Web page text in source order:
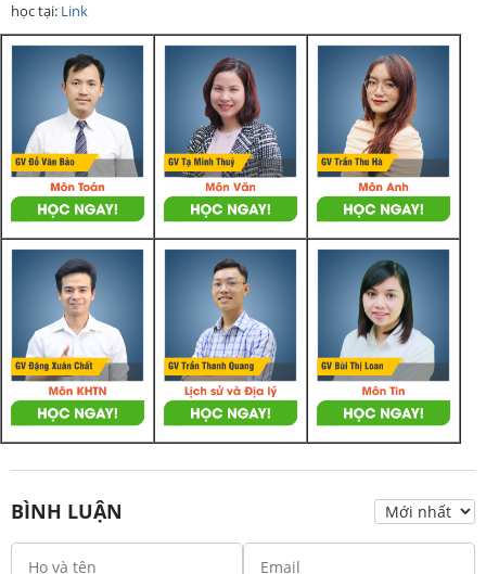
học tại: Link
BÌNH LUẬN